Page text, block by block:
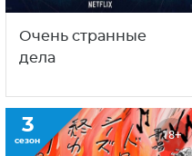
Очень странные
дела
3
сезон 18+